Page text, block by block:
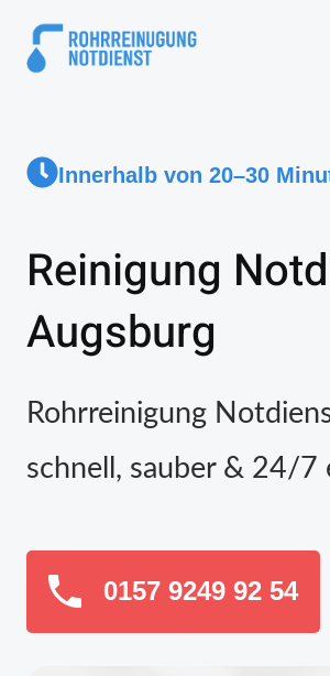
Innerhalb von 20–30
Reinigung
Augsburg
Rohrreinigung
schnell, sauber & 24/7
0157 9249 92 54